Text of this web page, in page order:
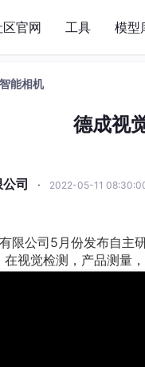
区官网 工具 模型
能相机
德成视
司 · 2022-05-11
公司5月份发布自主
在视觉检测，产品测量